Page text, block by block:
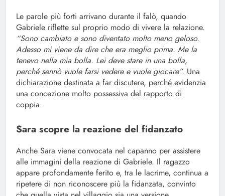
Le parole più forti arrivano durante il falò, quando
Gabriele riflette sul proprio modo di vivere la relazione.
“Sono cambiato e sono diventato molto meno geloso.
Adesso mi viene da dire che era meglio prima. Me la
tenevo nella mia bolla. Lei deve stare in una bolla,
perché sennò vuole farsi vedere e vuole giocare”. Una
dichiarazione destinata a far discutere, perché evidenzia
una concezione molto possessiva del rapporto di
coppia.
Sara scopre la reazione del fidanzato
Anche Sara viene convocata nel capanno per assistere
alle immagini della reazione di Gabriele. Il ragazzo
appare profondamente ferito e, tra le lacrime, continua a
ripetere di non riconoscere più la fidanzata, convinto